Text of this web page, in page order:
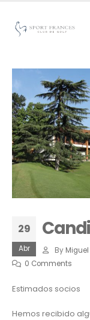
29
Abr By Miguel
0 Comments
Estimados socios
Hemos recibido